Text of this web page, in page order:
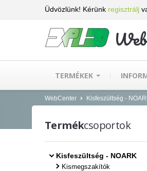
Üdvözlünk! Kérünk regisztrálj
TERMÉKEK
WebCenter Kisfeszültség -
Termékcsoportok
Kisfeszültség - NOARK
Kismegszakítók